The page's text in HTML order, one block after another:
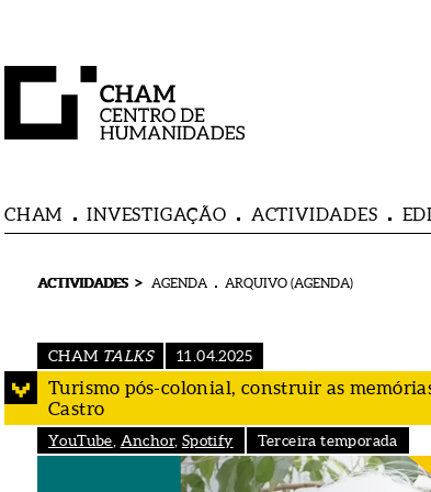
CHAM INVESTIGAÇÃO ACTIVIDADES
ACTIVIDADES > AGENDA ARQUIVO (AGENDA)
CHAM TALKS 11.04.2025
Turismo pós-colonial, construir as
Castro
YouTube Anchor, Spotify Terceira temporada